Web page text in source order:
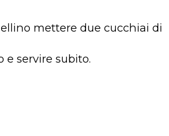
mettere due cucchiai di
servire subito.